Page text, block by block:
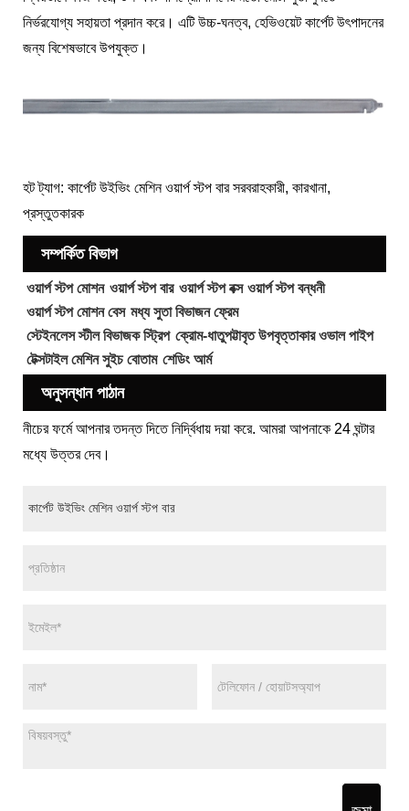
নির্ভরযোগ্য সহায়তা প্রদান করে। এটি উচ্চ-ঘনত্ব, হেভিওয়েট কার্পেট উৎপাদনের
জন্য বিশেষভাবে উপযুক্ত।
হট ট্যাগ: কার্পেট উইভিং মেশিন ওয়ার্প স্টপ বার সরবরাহকারী, কারখানা,
প্রস্তুতকারক
সম্পর্কিত বিভাগ
ওয়ার্প স্টপ মোশন ওয়ার্প স্টপ বার ওয়ার্প স্টপ বক্স ওয়ার্প স্টপ বন্ধনী
ওয়ার্প স্টপ মোশন বেস মধ্য সুতা বিভাজন ফ্রেম
স্টেইনলেস স্টীল বিভাজক স্ট্রিপ ক্রোম-ধাতুপট্টাবৃত উপবৃত্তাকার ওভাল পাইপ
টেক্সটাইল মেশিন সুইচ বোতাম শেডিং আর্ম
অনুসন্ধান পাঠান
নীচের ফর্মে আপনার তদন্ত দিতে নির্দ্বিধায় দয়া করে. আমরা আপনাকে 24 ঘন্টার
মধ্যে উত্তর দেব।